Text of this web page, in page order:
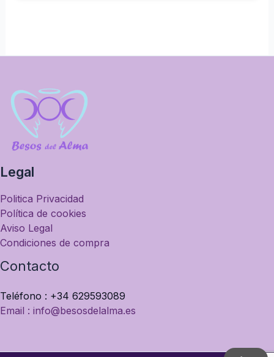
Legal
Politica Privacidad
Política de cookies
Aviso Legal
Condiciones de compra
Contacto
Teléfono : +34 629593089
Email : info@besosdelalma.es